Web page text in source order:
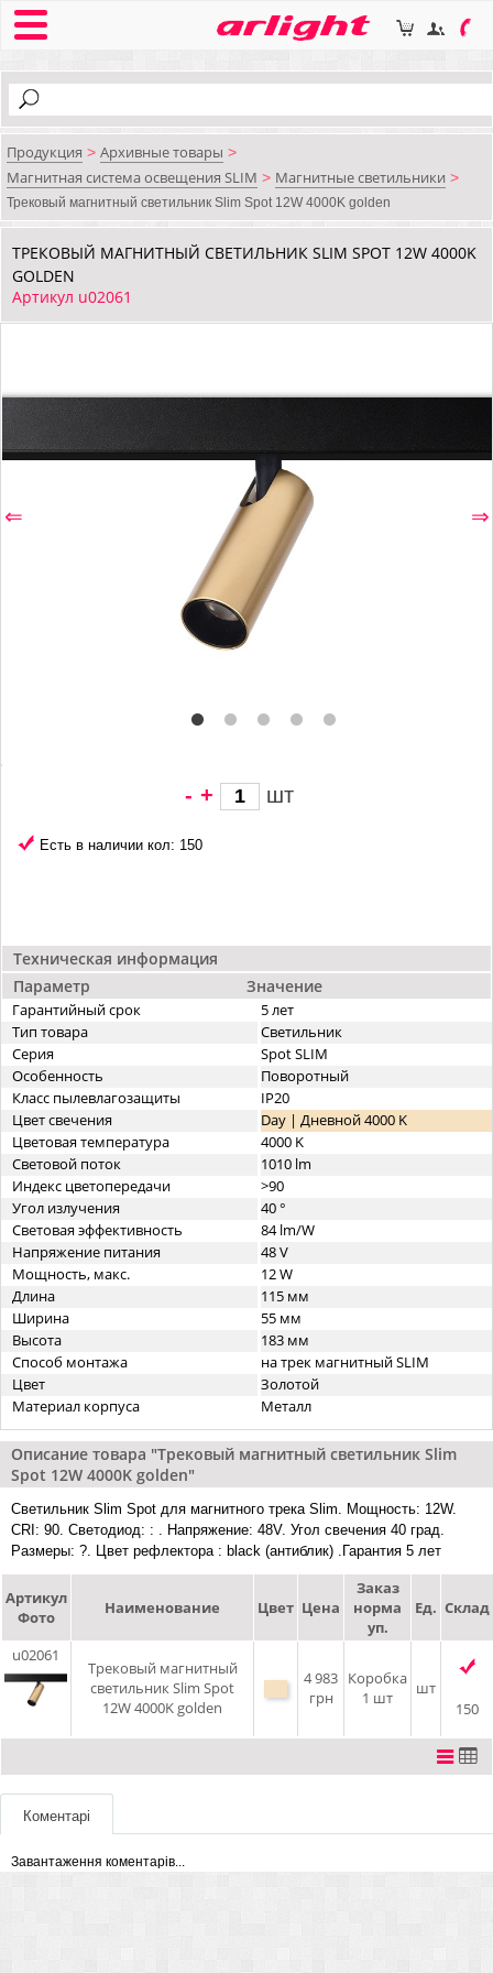
Продукция > Архивные товары >
Магнитная система освещения SLIM > Магнитные светильники >
Трековый магнитный светильник Slim Spot 12W 4000K golden
ТРЕКОВЫЙ МАГНИТНЫЙ СВЕТИЛЬНИК SLIM SPOT 12W 4000K
GOLDEN
Артикул u02061
⇐ ⇒
Техническая информация
Параметр
Значение
Гарантийный срок
5 лет
Тип товара
Светильник
Серия
Spot SLIM
Особенность
Поворотный
Класс пылевлагозащиты
IP20
Цвет свечения
Day | Дневной 4000 K
Цветовая температура
4000 K
Световой поток
1010 lm
Индекс цветопередачи
>90
Угол излучения
40 °
Световая эффективность
84 lm/W
Напряжение питания
48 V
Мощность, макс.
12 W
Длина
115 мм
Ширина
55 мм
Высота
183 мм
Способ монтажа
на трек магнитный SLIM
Цвет
Золотой
Материал корпуса
Металл
- + шт
Есть в наличии кол: 150
Описание товара "Трековый магнитный светильник Slim
Spot 12W 4000K golden"
Светильник Slim Spot для магнитного трека Slim. Мощность: 12W.
CRI: 90. Светодиод: : . Напряжение: 48V. Угол свечения 40 град.
Размеры: ?. Цвет рефлектора : black (антиблик) .Гарантия 5 лет
Артикул
Фото
Наименование Цвет Цена
Заказ
норма
уп.
Ед. Склад
u02061
Трековый магнитный
светильник Slim Spot
12W 4000K golden
4 983
грн
Коробка
1 шт
шт
150
Коментарі
Завантаження коментарів...